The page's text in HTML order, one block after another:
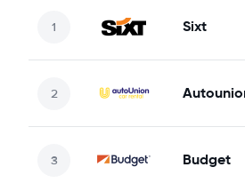
Sixt
Budget